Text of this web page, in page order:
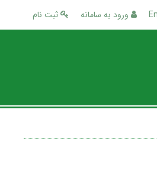
ثبت نام ورود به سامانه